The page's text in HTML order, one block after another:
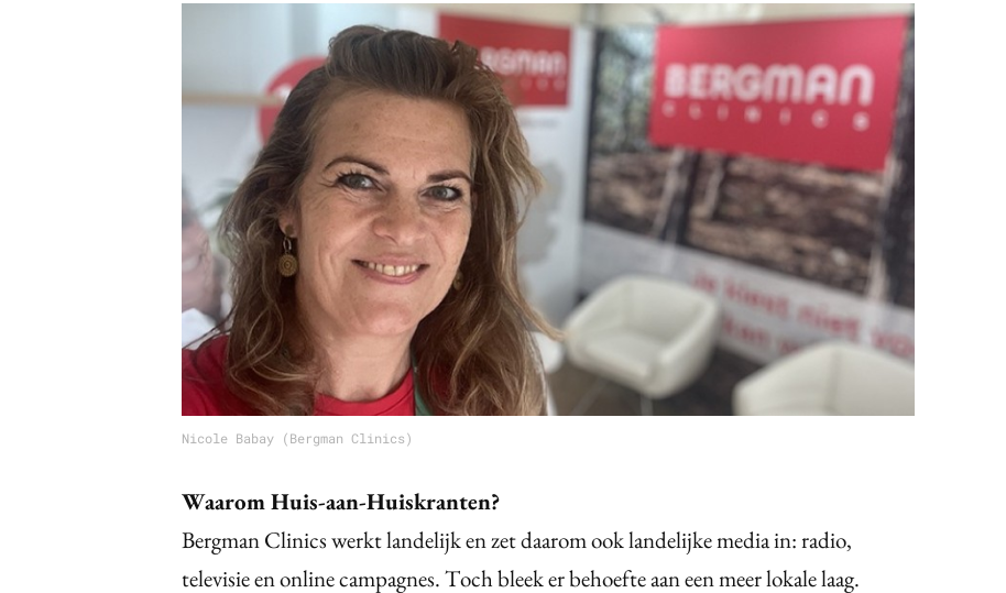
Nicole Babay (Bergman Clinics)
Waarom Huis-aan-Huiskranten?
Bergman Clinics werkt landelijk en zet daarom ook landelijke media in: radio,
televisie en online campagnes. Toch bleek er behoefte aan een meer lokale laag.